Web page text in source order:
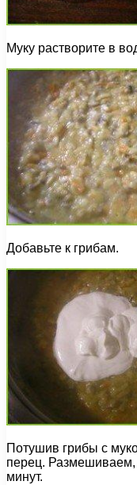
Муку растворите в
Добавьте к грибам.
Потушив грибы с
перец.
минут.